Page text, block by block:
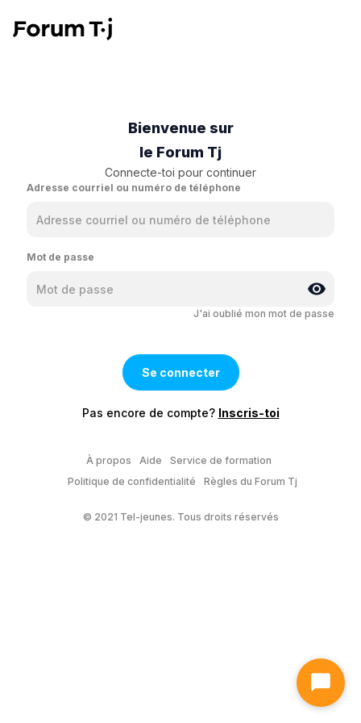
Bienvenue sur
le Forum Tj
Connecte-toi pour continuer
Adresse courriel ou numéro de téléphone
Mot de passe
J'ai oublié mon mot de passe
Pas encore de compte? Inscris-toi
À propos Aide
Service de formation
Politique de confidentialité
Règles du Forum Tj
© 2021 Tel-jeunes. Tous droits réservés